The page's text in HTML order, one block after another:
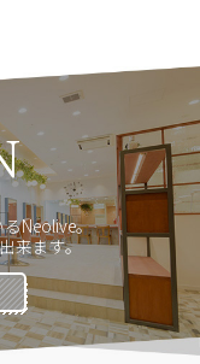
Neolive。
来ます。